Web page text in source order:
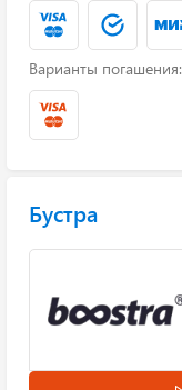
Варианты погашения:
Бустра